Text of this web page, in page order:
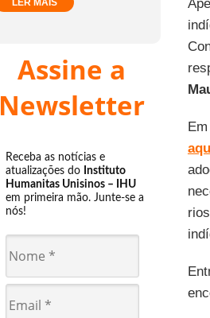
LER MAIS
Assine a
Newsletter
Receba as notícias e
atualizações do Instituto
Humanitas Unisinos – IHU
em primeira mão. Junte-se a
nós!